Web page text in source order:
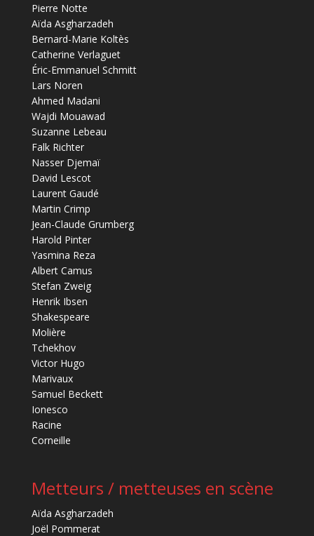
Pierre Notte
Aïda Asgharzadeh
Bernard-Marie Koltès
Catherine Verlaguet
Éric-Emmanuel Schmitt
Lars Noren
Ahmed Madani
Wajdi Mouawad
Suzanne Lebeau
Falk Richter
Nasser Djemaï
David Lescot
Laurent Gaudé
Martin Crimp
Jean-Claude Grumberg
Harold Pinter
Yasmina Reza
Albert Camus
Stefan Zweig
Henrik Ibsen
Shakespeare
Molière
Tchekhov
Victor Hugo
Marivaux
Samuel Beckett
Ionesco
Racine
Corneille
Metteurs / metteuses en scène
Aïda Asgharzadeh
Joël Pommerat